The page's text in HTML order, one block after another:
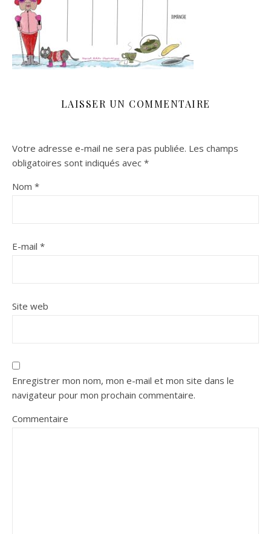
LAISSER UN COMMENTAIRE
Votre adresse e-mail ne sera pas publiée. Les champs
obligatoires sont indiqués avec *
Nom *
E-mail *
Site web
Enregistrer mon nom, mon e-mail et mon site dans le
navigateur pour mon prochain commentaire.
Commentaire